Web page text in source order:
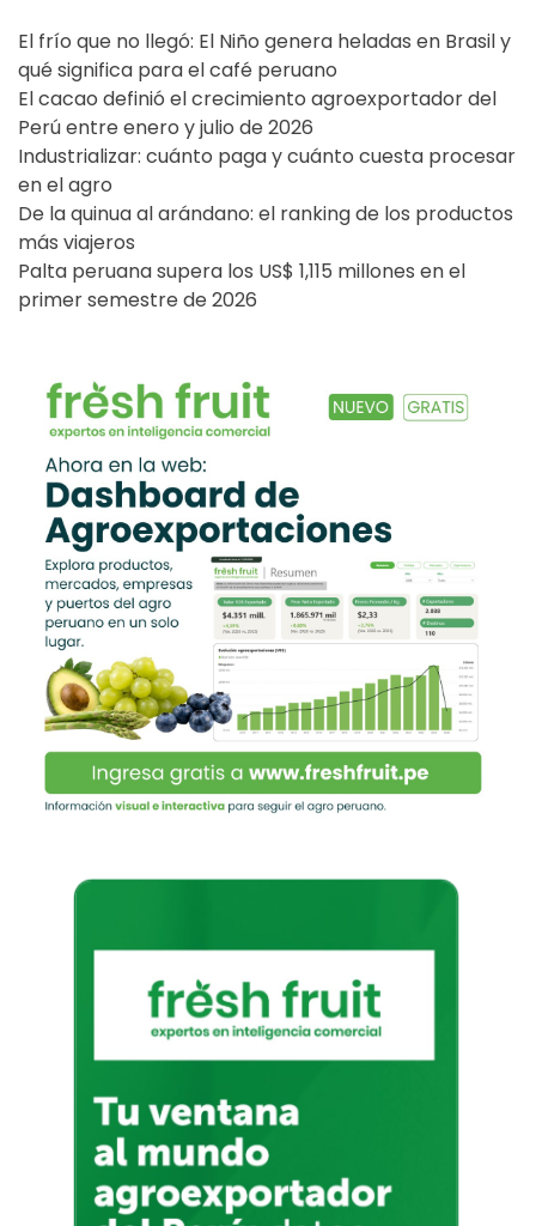
El frío que no llegó: El Niño genera heladas en Brasil y
qué significa para el café peruano
El cacao definió el crecimiento agroexportador del
Perú entre enero y julio de 2026
Industrializar: cuánto paga y cuánto cuesta procesar
en el agro
De la quinua al arándano: el ranking de los productos
más viajeros
Palta peruana supera los US$ 1,115 millones en el
primer semestre de 2026